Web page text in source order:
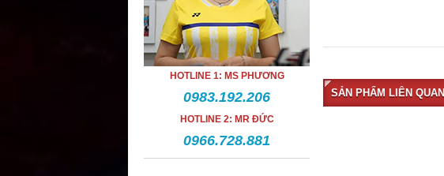
HOTLINE 1: MS PHƯƠNG
0983.192.206
HOTLINE 2: MR ĐỨC
0966.728.881
SẢN PHẨM LIÊN QUAN